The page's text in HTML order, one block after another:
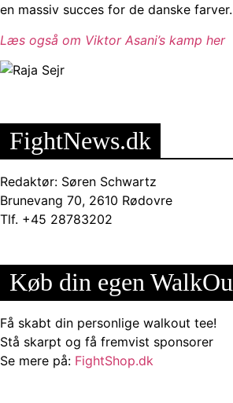
en massiv succes for de danske farver.
Læs også om Viktor Asani’s kamp her
FightNews.dk
Redaktør: Søren Schwartz
Brunevang 70, 2610 Rødovre
Tlf. +45 28783202
Køb din egen
Få skabt din personlige walkout tee!
Stå skarpt og få fremvist sponsorer
Se mere på: FightShop.dk